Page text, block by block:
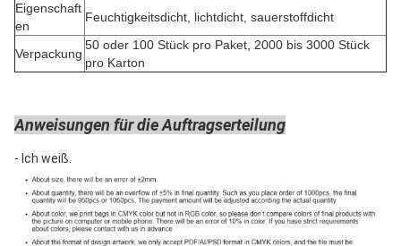
Eigenschaft
en
Feuchtigkeitsdicht, lichtdicht, sauerstoffdicht
Verpackung
50 oder 100 Stück pro Paket, 2000 bis 3000 Stück
pro Karton
Anweisungen für die Auftragserteilung
- Ich weiß.